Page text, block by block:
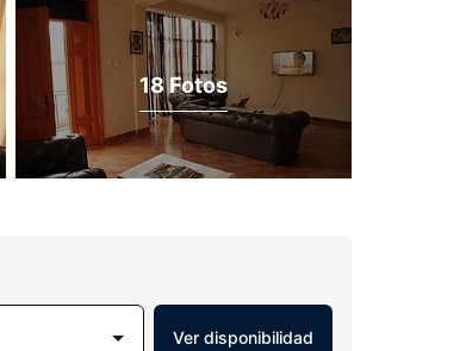
18 Fotos
Ver disponibilidad